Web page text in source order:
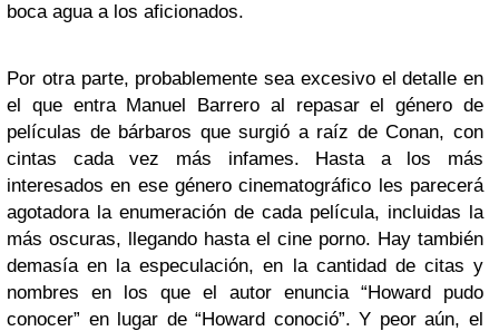
boca agua a los aficionados.
Por otra parte, probablemente sea excesivo el detalle en
el que entra Manuel Barrero al repasar el género de
películas de bárbaros que surgió a raíz de Conan, con
cintas cada vez más infames. Hasta a los más
interesados en ese género cinematográfico les parecerá
agotadora la enumeración de cada película, incluidas la
más oscuras, llegando hasta el cine porno. Hay también
demasía en la especulación, en la cantidad de citas y
nombres en los que el autor enuncia “Howard pudo
conocer” en lugar de “Howard conoció”. Y peor aún, el